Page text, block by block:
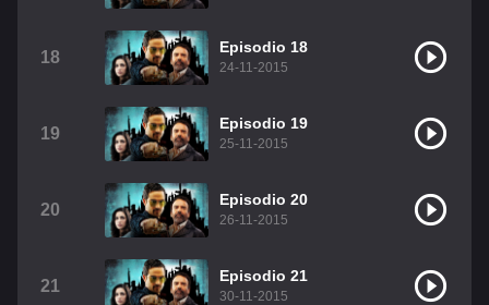
18
Episodio 18
24-11-2015
19
Episodio 19
25-11-2015
20
Episodio 20
26-11-2015
21
Episodio 21
30-11-2015